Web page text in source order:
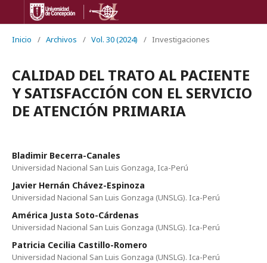
Inicio / Archivos / Vol. 30 (2024) / Investigaciones
CALIDAD DEL TRATO AL PACIENTE
Y SATISFACCIÓN CON EL SERVICIO
DE ATENCIÓN PRIMARIA
Bladimir Becerra-Canales
Universidad Nacional San Luis Gonzaga, Ica-Perú
Javier Hernán Chávez-Espinoza
Universidad Nacional San Luis Gonzaga (UNSLG). Ica-Perú
América Justa Soto-Cárdenas
Universidad Nacional San Luis Gonzaga (UNSLG). Ica-Perú
Patricia Cecilia Castillo-Romero
Universidad Nacional San Luis Gonzaga (UNSLG). Ica-Perú